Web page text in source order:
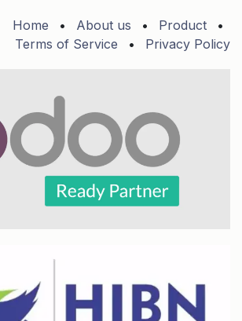
Home • About us • Product
•
Terms of Service
• Privacy Policy